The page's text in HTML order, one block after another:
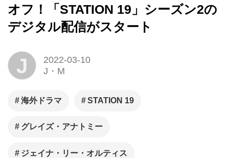
オフ！「STATION 19」シーズン2の
デジタル配信がスタート
J
2022-03-10
J・M
海外ドラマ STATION 19
グレイズ・アナトミー
ジェイナ・リー・オルティス